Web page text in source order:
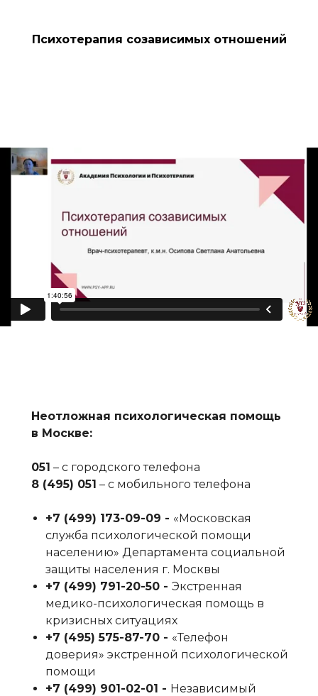
Психотерапия созависимых отношений
Неотложная психологическая помощь
в Москве:
051 – с городского телефона
8 (495) 051 – с мобильного телефона
+7 (499) 173-09-09‬ - «Московская
служба психологической помощи
населению» Департамента социальной
защиты населения г. Москвы
+7 (499) 791-20-50‬ - Экстренная
медико-психологическая помощь в
кризисных ситуациях
+7 (495) 575-87-70‬ - «Телефон
доверия» экстренной психологической
помощи
+7 (499) 901-02-01‬ - Независимый